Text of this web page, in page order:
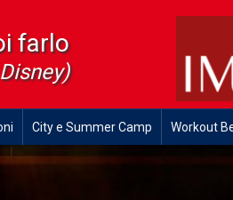
farlo
City e Summer Camp Workout